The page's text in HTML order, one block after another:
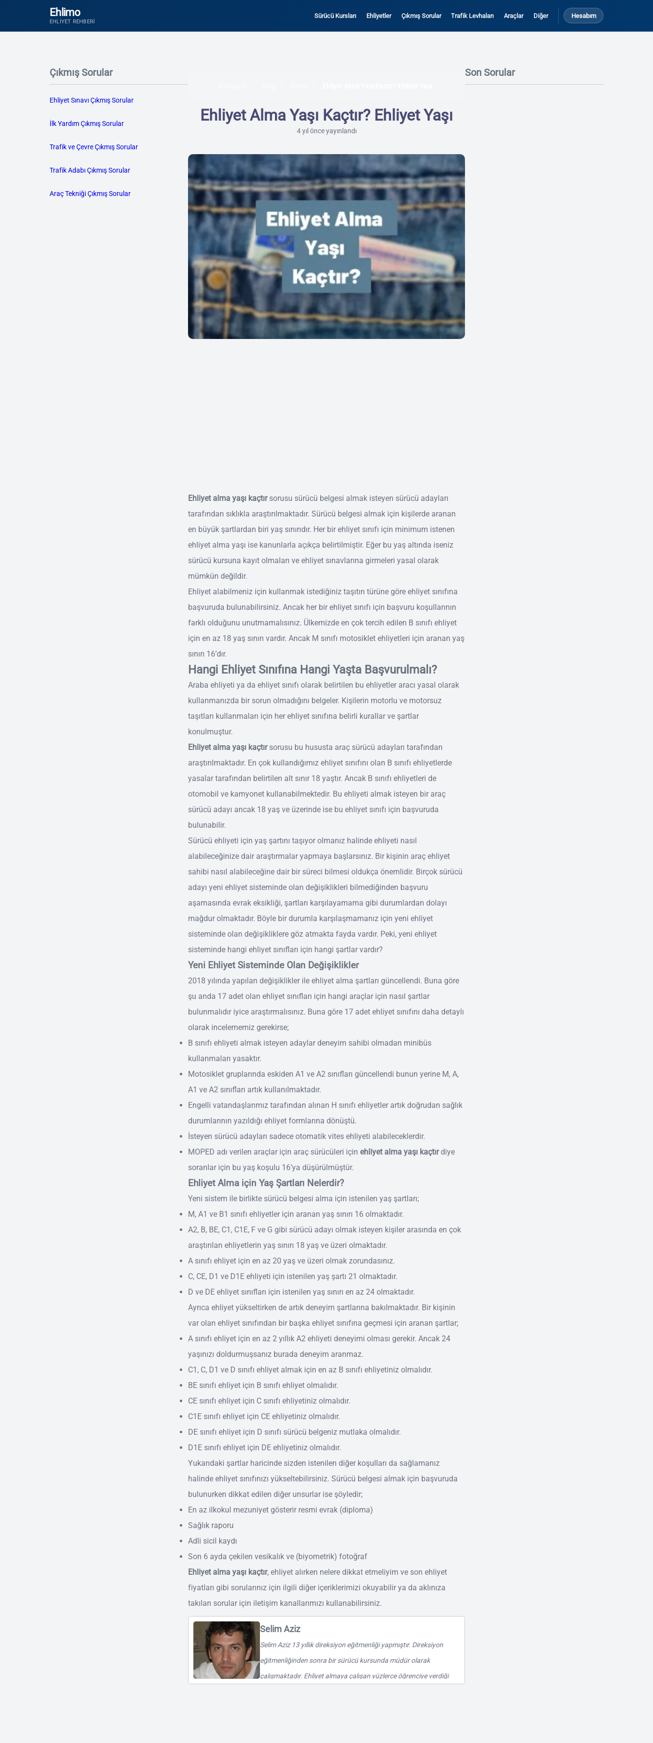
Ehlimo
EHLIYET REHBERI
Sürücü Kursları Ehliyetler Çıkmış Sorular Trafik Levhaları Araçlar Diğer Hesabım
Çıkmış Sorular
Ehliyet Sınavı Çıkmış Sorular
İlk Yardım Çıkmış Sorular
Trafik ve Çevre Çıkmış Sorular
Trafik Adabı Çıkmış Sorular
Araç Tekniği Çıkmış Sorular
Ehliyet Alma Yaşı Kaçtır? Ehliyet Yaşı
4 yıl önce yayınlandı
Ehliyet alma yaşı kaçtırsorusu sürücü belgesi almak isteyen sürücü adayları
tarafından sıklıkla araştırılmaktadır. Sürücü belgesi almak için kişilerde aranan
en büyük şartlardan biri yaş sınırıdır. Her bir ehliyet sınıfı için minimum istenen
ehliyet alma yaşı ise kanunlarla açıkça belirtilmiştir. Eğer bu yaş altında iseniz
sürücü kursuna kayıt olmaları ve ehliyet sınavlarına girmeleri yasal olarak
mümkün değildir.
Ehliyet alabilmeniz için kullanmak istediğiniz taşıtın türüne göre ehliyet sınıfına
başvuruda bulunabilirsiniz. Ancak her bir ehliyet sınıfı için başvuru koşullarının
farklı olduğunu unutmamalısınız. Ülkemizde en çok tercih edilen B sınıfı ehliyet
için en az 18 yaş sınırı vardır. Ancak M sınıfı motosiklet ehliyetleri için aranan yaş
sınırı 16’dır.
Hangi Ehliyet Sınıfına Hangi Yaşta Başvurulmalı?
Araba ehliyeti ya da ehliyet sınıfı olarak belirtilen bu ehliyetler aracı yasal olarak
kullanmanızda bir sorun olmadığını belgeler. Kişilerin motorlu ve motorsuz
taşıtları kullanmaları için her ehliyet sınıfına belirli kurallar ve şartlar
konulmuştur.
Ehliyet alma yaşı kaçtır sorusu bu hususta araç sürücü adayları tarafından
araştırılmaktadır. En çok kullandığımız ehliyet sınıfını olan B sınıfı ehliyetlerde
yasalar tarafından belirtilen alt sınır 18 yaştır. Ancak B sınıfı ehliyetleri de
otomobil ve kamyonet kullanabilmektedir. Bu ehliyeti almak isteyen bir araç
sürücü adayı ancak 18 yaş ve üzerinde ise bu ehliyet sınıfı için başvuruda
bulunabilir.
Sürücü ehliyeti için yaş şartını taşıyor olmanız halinde ehliyeti nasıl
alabileceğinize dair araştırmalar yapmaya başlarsınız. Bir kişinin araç ehliyet
sahibi nasıl alabileceğine dair bir süreci bilmesi oldukça önemlidir. Birçok sürücü
adayı yeni ehliyet sisteminde olan değişiklikleri bilmediğinden başvuru
aşamasında evrak eksikliği, şartları karşılayamama gibi durumlardan dolayı
mağdur olmaktadır. Böyle bir durumla karşılaşmamanız için yeni ehliyet
sisteminde olan değişikliklere göz atmakta fayda vardır. Peki, yeni ehliyet
sisteminde hangi ehliyet sınıfları için hangi şartlar vardır?
Yeni Ehliyet Sisteminde Olan Değişiklikler
2018 yılında yapılan değişiklikler ile ehliyet alma şartları güncellendi. Buna göre
şu anda 17 adet olan ehliyet sınıfları için hangi araçlar için nasıl şartlar
bulunmalıdır iyice araştırmalısınız. Buna göre 17 adet ehliyet sınıfını daha detaylı
olarak incelememiz gerekirse;
B sınıfı ehliyeti almak isteyen adaylar deneyim sahibi olmadan minibüs
kullanmaları yasaktır.
Motosiklet gruplarında eskiden A1 ve A2 sınıfları güncellendi bunun yerine M, A,
A1 ve A2 sınıfları artık kullanılmaktadır.
Engelli vatandaşlarımız tarafından alınan H sınıfı ehliyetler artık doğrudan sağlık
durumlarının yazıldığı ehliyet formlarına dönüştü.
İsteyen sürücü adayları sadece otomatik vites ehliyeti alabileceklerdir.
MOPED adı verilen araçlar için araç sürücüleri için ehliyet alma yaşı kaçtırdiye
soranlar için bu yaş koşulu 16’ya düşürülmüştür.
Ehliyet Alma için Yaş Şartları Nelerdir?
Yeni sistem ile birlikte sürücü belgesi alma için istenilen yaş şartları;
M, A1 ve B1 sınıfı ehliyetler için aranan yaş sınırı 16 olmaktadır.
A2, B, BE, C1, C1E, F ve G gibi sürücü adayı olmak isteyen kişiler arasında en çok
araştırılan ehliyetlerin yaş sınırı 18 yaş ve üzeri olmaktadır.
A sınıfı ehliyet için en az 20 yaş ve üzeri olmak zorundasınız.
C, CE, D1 ve D1E ehliyeti için istenilen yaş şartı 21 olmaktadır.
D ve DE ehliyet sınıfları için istenilen yaş sınırı en az 24 olmaktadır.
Ayrıca ehliyet yükseltirken de artık deneyim şartlarına bakılmaktadır. Bir kişinin
var olan ehliyet sınıfından bir başka ehliyet sınıfına geçmesi için aranan şartlar;
A sınıfı ehliyet için en az 2 yıllık A2 ehliyeti deneyimi olması gerekir. Ancak 24
yaşınızı doldurmuşsanız burada deneyim aranmaz.
C1, C, D1 ve D sınıfı ehliyet almak için en az B sınıfı ehliyetiniz olmalıdır.
BE sınıfı ehliyet için B sınıfı ehliyet olmalıdır.
CE sınıfı ehliyet için C sınıfı ehliyetiniz olmalıdır.
C1E sınıfı ehliyet için CE ehliyetiniz olmalıdır.
DE sınıfı ehliyet için D sınıfı sürücü belgeniz mutlaka olmalıdır.
D1E sınıfı ehliyet için DE ehliyetiniz olmalıdır.
Yukarıdaki şartlar haricinde sizden istenilen diğer koşulları da sağlamanız
halinde ehliyet sınıfınızı yükseltebilirsiniz. Sürücü belgesi almak için başvuruda
bulunurken dikkat edilen diğer unsurlar ise şöyledir;
En az ilkokul mezuniyet gösterir resmi evrak (diploma)
Sağlık raporu
Adli sicil kaydı
Son 6 ayda çekilen vesikalık ve (biyometrik) fotoğraf
Ehliyet alma yaşı kaçtır, ehliyet alırken nelere dikkat etmeliyim ve son ehliyet
fiyatları gibi sorularınız için ilgili diğer içeriklerimizi okuyabilir ya da aklınıza
takılan sorular için iletişim kanallarımızı kullanabilirsiniz.
Selim Aziz
Selim Aziz 13 yıllık direksiyon eğitmenliği yapmıştır. Direksiyon
eğitmenliğinden sonra bir sürücü kursunda müdür olarak
çalışmaktadır. Ehliyet almaya çalışan yüzlerce öğrenciye verdiği
Son Sorular